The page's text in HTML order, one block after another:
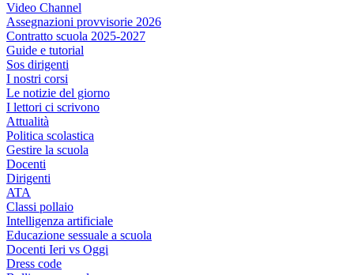
Video Channel
Assegnazioni provvisorie 2026
Contratto scuola 2025-2027
Guide e tutorial
Sos dirigenti
I nostri corsi
Le notizie del giorno
I lettori ci scrivono
Attualità
Politica scolastica
Gestire la scuola
Docenti
Dirigenti
ATA
Classi pollaio
Intelligenza artificiale
Educazione sessuale a scuola
Docenti Ieri vs Oggi
Dress code